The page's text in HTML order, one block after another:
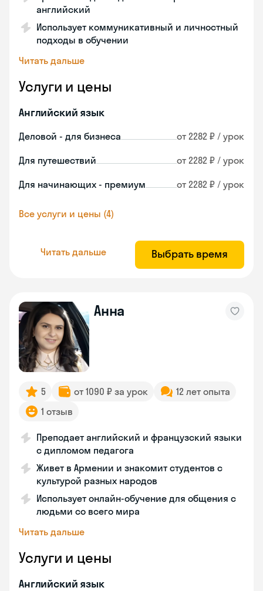
английский
Использует коммуникативный и личностный
подходы в обучении
Читать дальше
Услуги и цены
Английский язык
Деловой - для бизнеса от 2282 ₽ / урок
Для путешествий от 2282 ₽ / урок
Для начинающих - премиум от 2282 ₽ / урок
Все услуги и цены (4)
Читать дальше Выбрать время
Анна
5 от 1090 ₽ за урок
12 лет опыта
1 отзыв
Преподает английский и французский языки
с дипломом педагога
Живет в Армении и знакомит студентов с
культурой разных народов
Использует онлайн-обучение для общения с
людьми со всего мира
Читать дальше
Услуги и цены
Английский язык